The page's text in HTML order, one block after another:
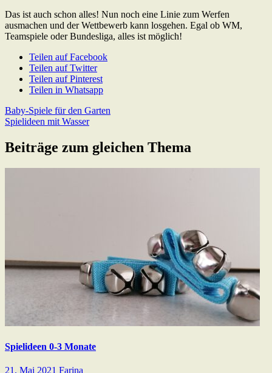
Das ist auch schon alles! Nun noch eine Linie zum Werfen
ausmachen und der Wettbewerb kann losgehen. Egal ob WM,
Teamspiele oder Bundesliga, alles ist möglich!
Teilen auf Facebook
Teilen auf Twitter
Teilen auf Pinterest
Teilen in Whatsapp
Beitragsnavigation
Previous
Post:
Baby-Spiele für den Garten
Next
Spielideen mit Wasser
Beiträge zum gleichen Thema
Spielideen 0-3 Monate
21. Mai 2021 Farina